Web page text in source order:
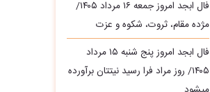
فال ابجد امروز جمعه ۱۶ مرداد ۱۴۰۵/
مژده مقام، ثروت، شکوه و عزت
فال ابجد امروز پنج شنبه ۱۵ مرداد
۱۴۰۵/ روز مراد فرا رسید نیتتان برآورده